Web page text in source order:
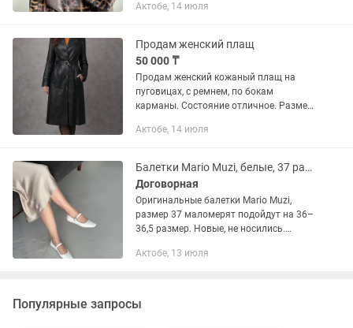
Оригинальный Fendi. Натуральный
Актобе, 14 июля
Продам женский плащ
50 000 ₸
Продам женский кожаный плащ на
пуговицах, с ремнем, по бокам
карманы. Состояние отличное. Размер
теплый плащ.. Надевала 3 раза, почти
Актобе, 14 июля
Балетки Mario Muzi, белые, 37 размер. Маломерят
Договорная
Оригинальные балетки Mario Muzi,
размер 37 маломерят подойдут на 36–
36,5 размер. Новые, не носились.
как не подошёл размер. Элегантная
Актобе, 13 июля
Популярные запросы